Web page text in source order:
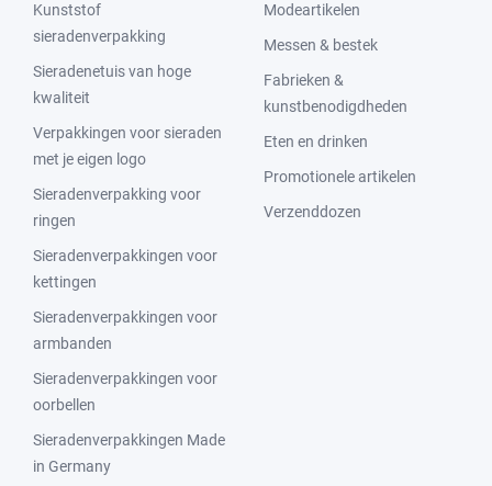
Kunststof
sieradenverpakking
Sieradenetuis van hoge
kwaliteit
Verpakkingen voor sieraden
met je eigen logo
Sieradenverpakking voor
ringen
Sieradenverpakkingen voor
kettingen
Sieradenverpakkingen voor
armbanden
Sieradenverpakkingen voor
oorbellen
Sieradenverpakkingen Made
in Germany
Modeartikelen
Messen & bestek
Fabrieken &
kunstbenodigdheden
Eten en drinken
Promotionele artikelen
Verzenddozen